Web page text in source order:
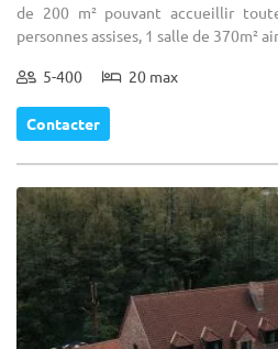
de 200 m² pouvant accueillir
personnes assises, 1 salle de 370m²
5-400 20 max
Contacter